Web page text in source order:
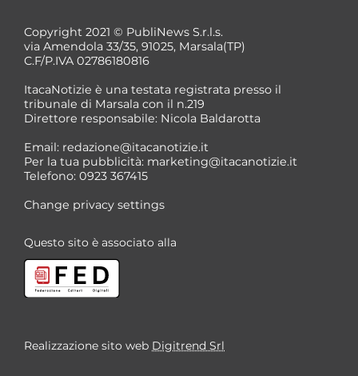
Copyright 2021 © PubliNews S.r.l.s.
via Amendola 33/35, 91025, Marsala(TP)
C.F/P.IVA 02786180816
ItacaNotizie è una testata registrata presso il
tribunale di Marsala con il n.219
Direttore responsabile: Nicola Baldarotta
Email: redazione@itacanotizie.it
Per la tua pubblicità: marketing@itacanotizie.it
Telefono: 0923 367415
Change privacy settings
Questo sito è associato alla
Realizzazione sito web Digitrend Srl